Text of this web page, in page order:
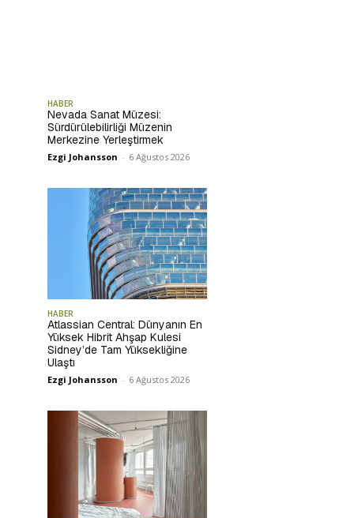
HABER
Nevada Sanat Müzesi:
Sürdürülebilirliği Müzenin
Merkezine Yerleştirmek
Ezgi Johansson - 6 Ağustos 2026
HABER
Atlassian Central: Dünyanın En
Yüksek Hibrit Ahşap Kulesi
Sidney’de Tam Yüksekliğine
Ulaştı
Ezgi Johansson - 6 Ağustos 2026